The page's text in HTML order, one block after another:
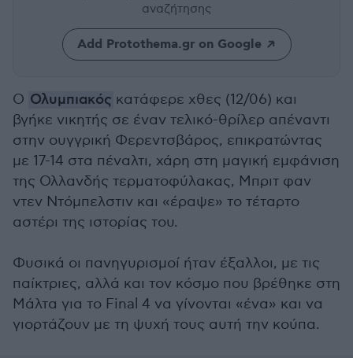
αναζήτησης
Add Protothema.gr on Google
Ο Ολυμπιακός κατάφερε χθες (12/06) και
βγήκε νικητής σε έναν τελικό-θρίλερ απέναντι
στην ουγγρική Φερεντσβάρος, επικρατώντας
με 17-14 στα πέναλτι, χάρη στη μαγική εμφάνιση
της Ολλανδής τερματοφύλακας, Μπριτ φαν
ντεν Ντόμπελστιν και «έραψε» το τέταρτο
αστέρι της ιστορίας του.
Φυσικά οι πανηγυρισμοί ήταν έξαλλοι, με τις
παίκτριες, αλλά και τον κόσμο που βρέθηκε στη
Μάλτα για το Final 4 να γίνονται «ένα» και να
γιορτάζουν με τη ψυχή τους αυτή την κούπα.